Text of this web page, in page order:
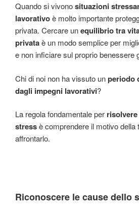
Quando si vivonosituazioni
lavorativoè molto importante
privata. Cercare unequilibrio tra
privataè un modo semplice per
e non inficiare sul proprio benessere
Chi di noi non ha vissuto unperiodo
dagli impegni lavorativi?
La regola fondamentale per
stressè comprendere il motivo della
affrontarlo.
Riconoscere le cause dello